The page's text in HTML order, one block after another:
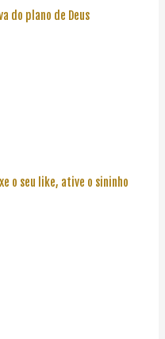
do plano de Deus
o seu like, ative o sininho